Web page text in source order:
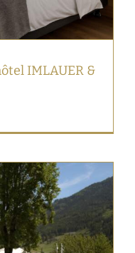
IMLAUER &